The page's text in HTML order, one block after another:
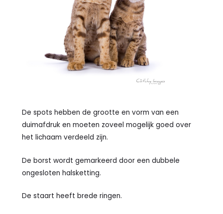
De spots hebben de grootte en vorm van een
duimafdruk en moeten zoveel mogelijk goed over
het lichaam verdeeld zijn.
De borst wordt gemarkeerd door een dubbele
ongesloten halsketting.
De staart heeft brede ringen.